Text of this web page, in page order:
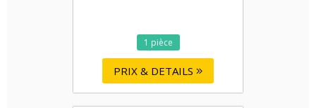
1 pièce
PRIX & DETAILS